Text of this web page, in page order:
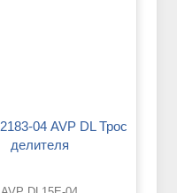
делителя